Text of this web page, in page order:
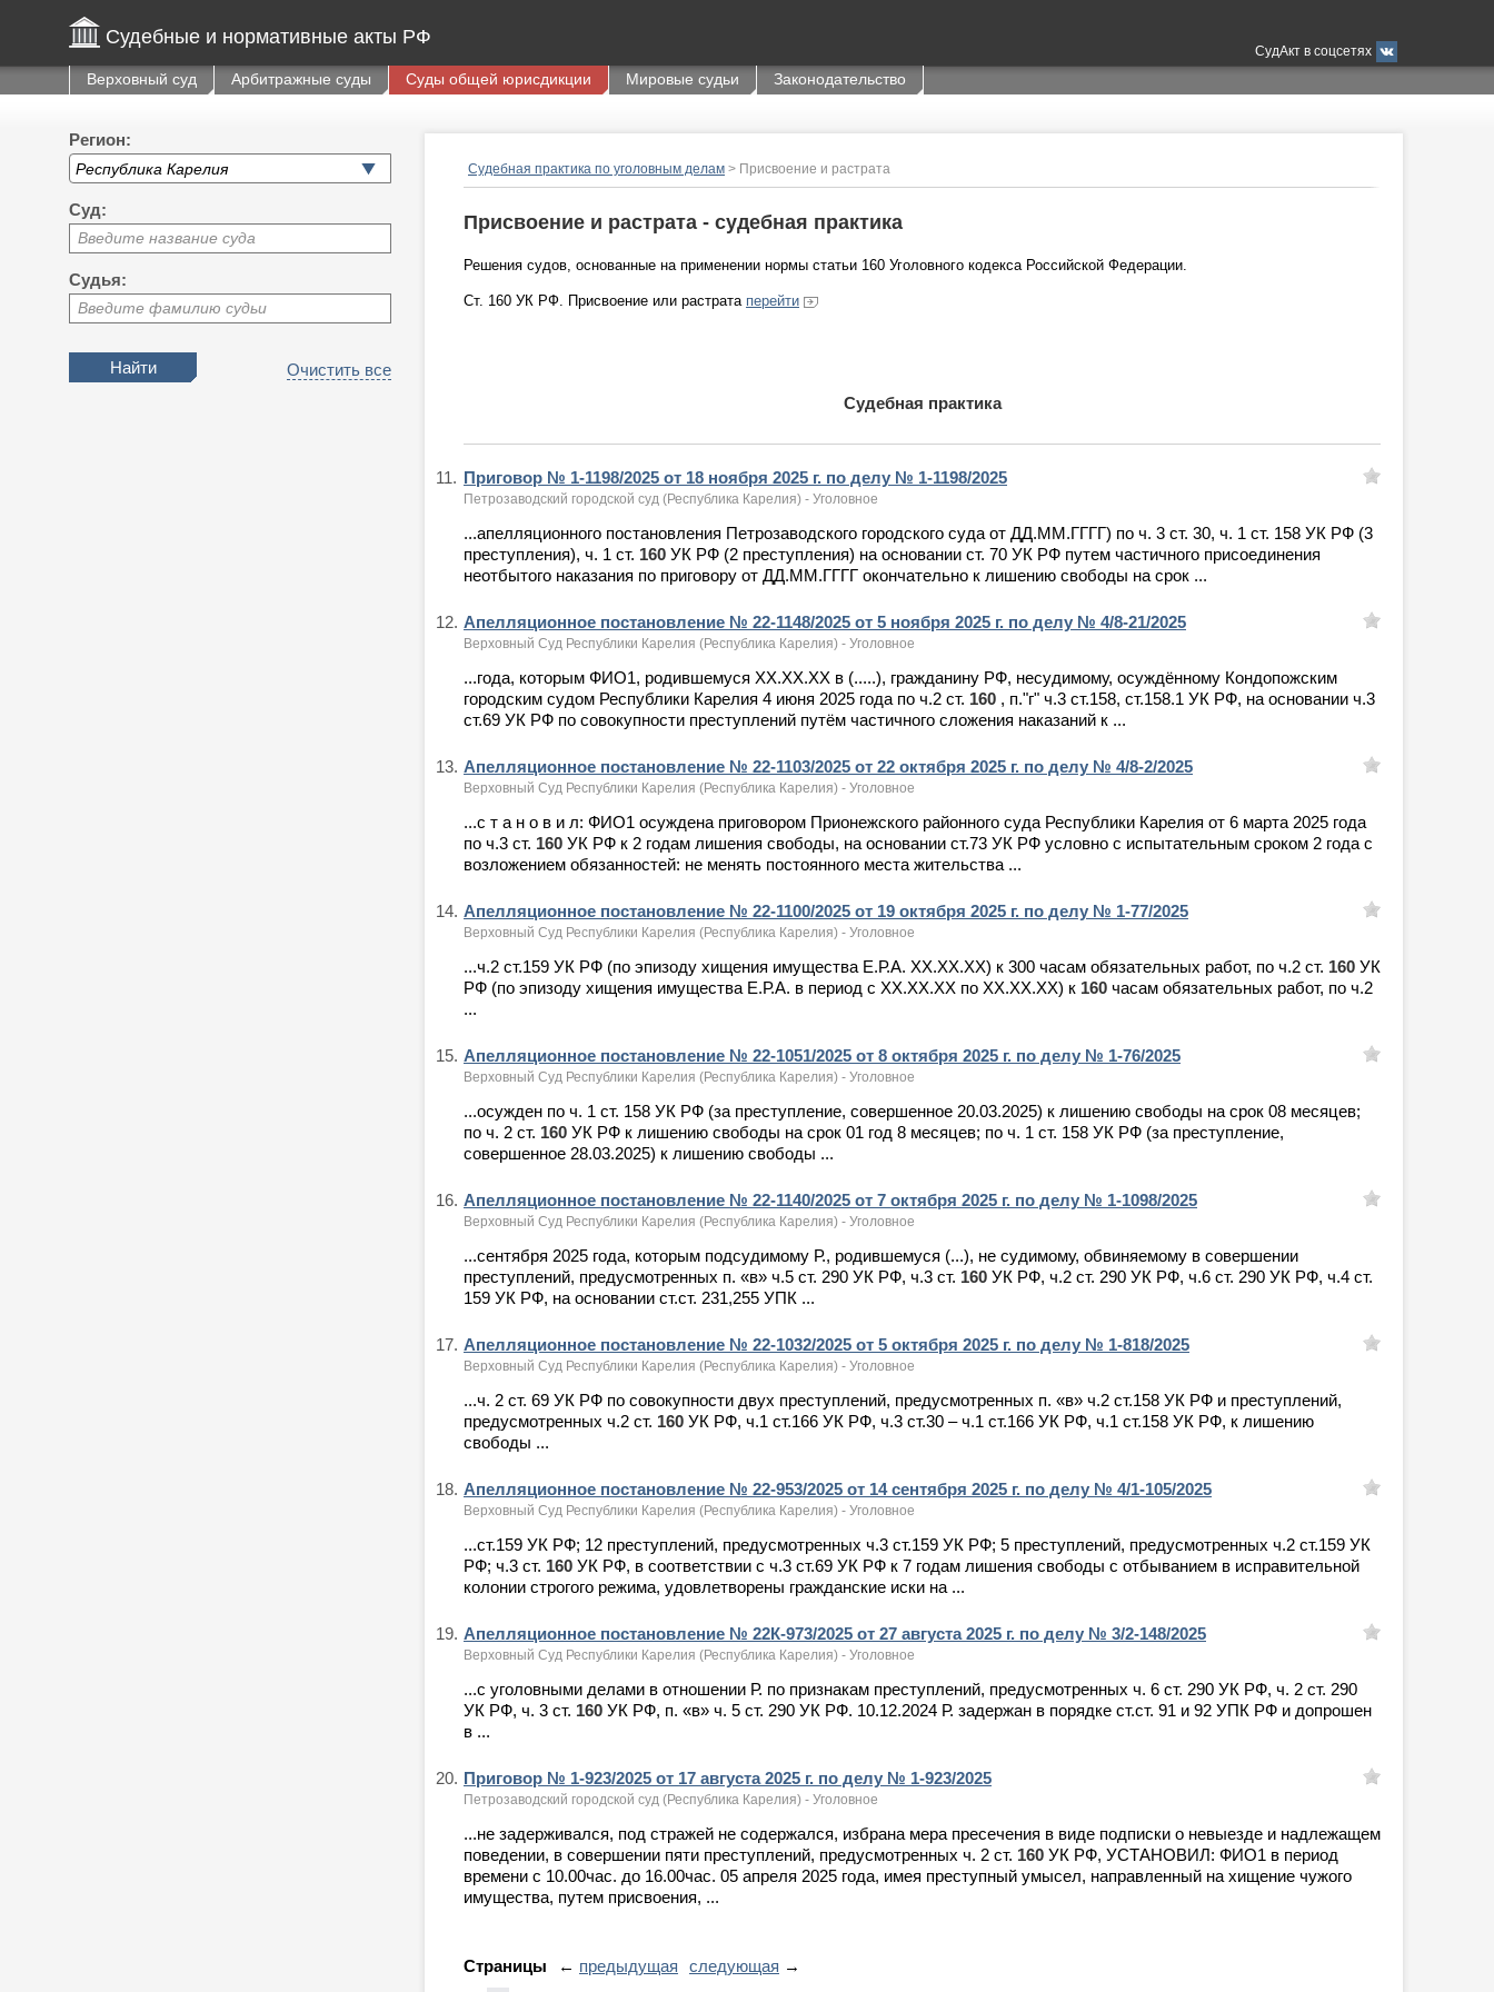
Судебные и нормативные акты РФ
СудАкт в соцсетях
Верховный суд Арбитражные суды Суды общей юрисдикции Мировые судьи Законодательство
Регион:
Суд:
Введите название суда
Судья:
Введите фамилию судьи
Очистить все
Судебная практика по уголовным делам > Присвоение и растрата
Присвоение и растрата - судебная практика
Решения судов, основанные на применении нормы статьи 160 Уголовного кодекса Российской Федерации.
Ст. 160 УК РФ. Присвоение или растрата перейти
Судебная практика
11. Приговор № 1-1198/2025 от 18 ноября 2025 г. по делу № 1-1198/2025
Петрозаводский городской суд (Республика Карелия) - Уголовное
...апелляционного постановления Петрозаводского городского суда от ДД.ММ.ГГГГ) по ч. 3 ст. 30, ч. 1 ст. 158 УК РФ (3
преступления), ч. 1 ст. 160 УК РФ (2 преступления) на основании ст. 70 УК РФ путем частичного присоединения
неотбытого наказания по приговору от ДД.ММ.ГГГГ окончательно к лишению свободы на срок ...
12. Апелляционное постановление № 22-1148/2025 от 5 ноября 2025 г. по делу № 4/8-21/2025
Верховный Суд Республики Карелия (Республика Карелия) - Уголовное
...года, которым ФИО1, родившемуся ХХ.ХХ.ХХ в (.....), гражданину РФ, несудимому, осуждённому Кондопожским
городским судом Республики Карелия 4 июня 2025 года по ч.2 ст. 160 , п."г" ч.3 ст.158, ст.158.1 УК РФ, на основании ч.3
ст.69 УК РФ по совокупности преступлений путём частичного сложения наказаний к ...
13. Апелляционное постановление № 22-1103/2025 от 22 октября 2025 г. по делу № 4/8-2/2025
Верховный Суд Республики Карелия (Республика Карелия) - Уголовное
...с т а н о в и л: ФИО1 осуждена приговором Прионежского районного суда Республики Карелия от 6 марта 2025 года
по ч.3 ст. 160 УК РФ к 2 годам лишения свободы, на основании ст.73 УК РФ условно с испытательным сроком 2 года с
возложением обязанностей: не менять постоянного места жительства ...
14. Апелляционное постановление № 22-1100/2025 от 19 октября 2025 г. по делу № 1-77/2025
Верховный Суд Республики Карелия (Республика Карелия) - Уголовное
...ч.2 ст.159 УК РФ (по эпизоду хищения имущества Е.Р.А. ХХ.ХХ.ХХ) к 300 часам обязательных работ, по ч.2 ст. 160 УК
РФ (по эпизоду хищения имущества Е.Р.А. в период с ХХ.ХХ.ХХ по ХХ.ХХ.ХХ) к 160 часам обязательных работ, по ч.2
...
15. Апелляционное постановление № 22-1051/2025 от 8 октября 2025 г. по делу № 1-76/2025
Верховный Суд Республики Карелия (Республика Карелия) - Уголовное
...осужден по ч. 1 ст. 158 УК РФ (за преступление, совершенное 20.03.2025) к лишению свободы на срок 08 месяцев;
по ч. 2 ст. 160 УК РФ к лишению свободы на срок 01 год 8 месяцев; по ч. 1 ст. 158 УК РФ (за преступление,
совершенное 28.03.2025) к лишению свободы ...
16. Апелляционное постановление № 22-1140/2025 от 7 октября 2025 г. по делу № 1-1098/2025
Верховный Суд Республики Карелия (Республика Карелия) - Уголовное
...сентября 2025 года, которым подсудимому Р., родившемуся (...), не судимому, обвиняемому в совершении
преступлений, предусмотренных п. «в» ч.5 ст. 290 УК РФ, ч.3 ст. 160 УК РФ, ч.2 ст. 290 УК РФ, ч.6 ст. 290 УК РФ, ч.4 ст.
159 УК РФ, на основании ст.ст. 231,255 УПК ...
17. Апелляционное постановление № 22-1032/2025 от 5 октября 2025 г. по делу № 1-818/2025
Верховный Суд Республики Карелия (Республика Карелия) - Уголовное
...ч. 2 ст. 69 УК РФ по совокупности двух преступлений, предусмотренных п. «в» ч.2 ст.158 УК РФ и преступлений,
предусмотренных ч.2 ст. 160 УК РФ, ч.1 ст.166 УК РФ, ч.3 ст.30 – ч.1 ст.166 УК РФ, ч.1 ст.158 УК РФ, к лишению
свободы ...
18. Апелляционное постановление № 22-953/2025 от 14 сентября 2025 г. по делу № 4/1-105/2025
Верховный Суд Республики Карелия (Республика Карелия) - Уголовное
...ст.159 УК РФ; 12 преступлений, предусмотренных ч.3 ст.159 УК РФ; 5 преступлений, предусмотренных ч.2 ст.159 УК
РФ; ч.3 ст. 160 УК РФ, в соответствии с ч.3 ст.69 УК РФ к 7 годам лишения свободы с отбыванием в исправительной
колонии строгого режима, удовлетворены гражданские иски на ...
19. Апелляционное постановление № 22К-973/2025 от 27 августа 2025 г. по делу № 3/2-148/2025
Верховный Суд Республики Карелия (Республика Карелия) - Уголовное
...с уголовными делами в отношении Р. по признакам преступлений, предусмотренных ч. 6 ст. 290 УК РФ, ч. 2 ст. 290
УК РФ, ч. 3 ст. 160 УК РФ, п. «в» ч. 5 ст. 290 УК РФ. 10.12.2024 Р. задержан в порядке ст.ст. 91 и 92 УПК РФ и допрошен
в ...
20. Приговор № 1-923/2025 от 17 августа 2025 г. по делу № 1-923/2025
Петрозаводский городской суд (Республика Карелия) - Уголовное
...не задерживался, под стражей не содержался, избрана мера пресечения в виде подписки о невыезде и надлежащем
поведении, в совершении пяти преступлений, предусмотренных ч. 2 ст. 160 УК РФ, УСТАНОВИЛ: ФИО1 в период
времени с 10.00час. до 16.00час. 05 апреля 2025 года, имея преступный умысел, направленный на хищение чужого
имущества, путем присвоения, ...
Страницы ← предыдущая следующая →